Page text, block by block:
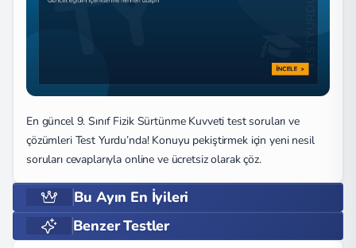
En güncel 9. Sınıf Fizik Sürtünme Kuvveti test soruları ve
çözümleri Test Yurdu’nda! Konuyu pekiştirmek için yeni nesil
soruları cevaplarıyla online ve ücretsiz olarak çöz.
Bu Ayın En İyileri
Benzer Testler